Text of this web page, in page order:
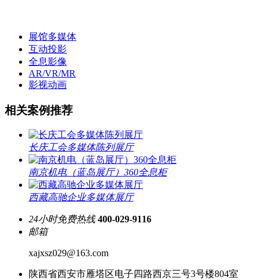
展馆多媒体
互动投影
全息影像
AR/VR/MR
影视动画
相关案例推荐
长庆工会多媒体陈列展厅
南京机电（蓝岛展厅）360全息柜
西藏高驰企业多媒体展厅
24小时免费热线 400-029-9116
邮箱
xajxsz029@163.com
陕西省西安市雁塔区电子四路西京三号3号楼804室